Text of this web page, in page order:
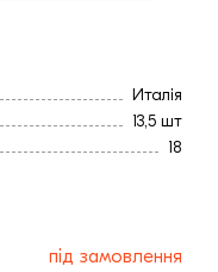
Италія
13,5 шт
18
під замовлення